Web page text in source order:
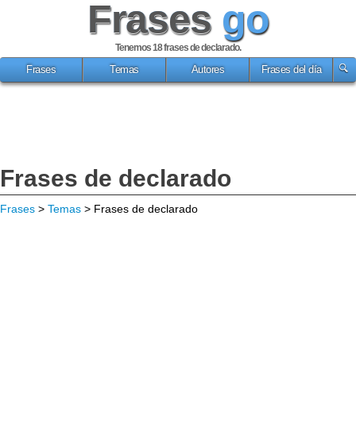
Frases go
Tenemos 18frases de declarado.
Frases
Temas Autores Frases del día
Frases de declarado
Frases > Temas > Frases de declarado